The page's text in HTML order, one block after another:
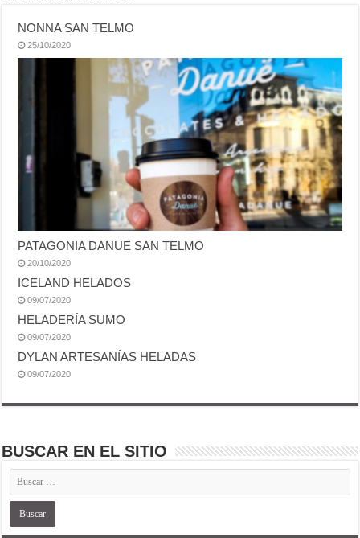
NONNA SAN TELMO
25/10/2020
PATAGONIA DANUE SAN TELMO
20/10/2020
ICELAND HELADOS
09/07/2020
HELADERÍA SUMO
09/07/2020
DYLAN ARTESANÍAS HELADAS
09/07/2020
BUSCAR EN EL SITIO